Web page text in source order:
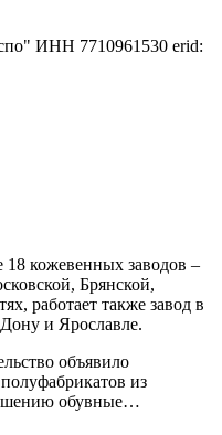
ИНН 7710961530 erid:
кожевенных заводов –
Брянской,
работает также завод в
и Ярославле.
объявило
из
обувные…